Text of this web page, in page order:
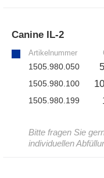
Canine IL-2
Artikelnummer
1505.980.050
1505.980.100
1505.980.199
Bitte fragen Sie
individuellen